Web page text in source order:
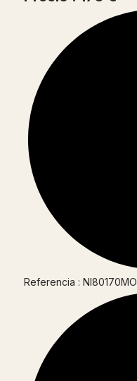
Referencia : NI80170MO